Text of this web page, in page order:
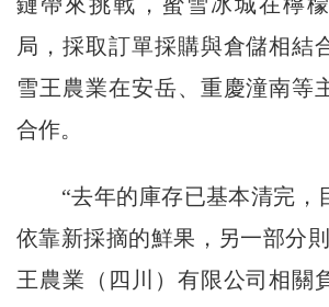
局，採取訂單採購與倉儲相結
雪王農業在安岳、重慶潼南等
合作。
“去年的庫存已基本清完，
依靠新採摘的鮮果，另一部分
王農業（四川）有限公司相關